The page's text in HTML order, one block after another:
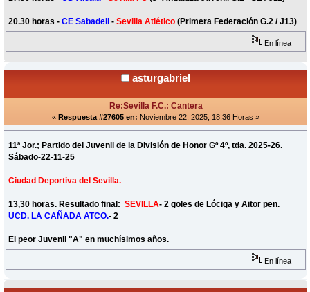
20.30 horas -CE Sabadell -Sevilla Atlético (Primera Federación G.2 / J13)
En línea
asturgabriel
Re:Sevilla F.C.: Cantera
« Respuesta #27605 en: Noviembre 22, 2025, 18:36 Horas »
11ª Jor.; Partido del Juvenil de la División de Honor Gº 4º, tda. 2025-26.
Sábado-22-11-25
Ciudad Deportiva del Sevilla.
13,30 horas. Resultado final:SEVILLA- 2 goles de Lóciga y Aitor pen.
UCD. LA CAÑADA ATCO.- 2
El peor Juvenil "A" en muchísimos años.
En línea